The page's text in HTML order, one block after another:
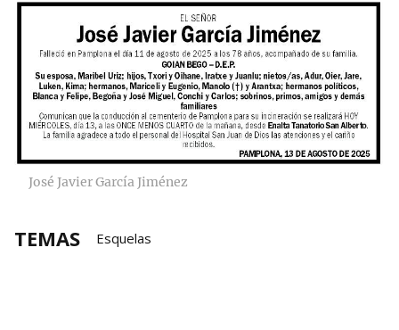
José Javier García Jiménez
TEMAS Esquelas